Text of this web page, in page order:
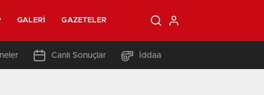
GALERI GAZETELER
Canlı Sonuçlar İddaa